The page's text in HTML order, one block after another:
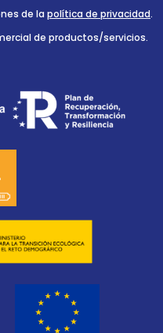
de la política de privacidad.
de productos/servicios.